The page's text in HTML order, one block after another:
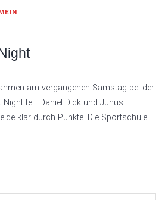
am vergangenen Samstag bei der
teil. Daniel Dick und Junus
klar durch Punkte. Die Sportschule